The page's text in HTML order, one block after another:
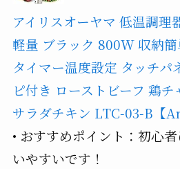
アイリスオーヤマ 低温調理
軽量 ブラック 800W 収納
タイマー温度設定 タッチパ
ピ付き ローストビーフ 鶏
サラダチキン LTC-03-B【
• おすすめポイント：初心
いやすいです！